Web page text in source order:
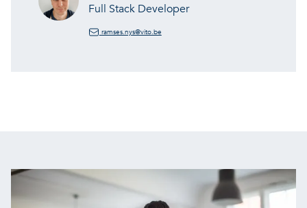
Full Stack Developer
ramses.nys@vito.be